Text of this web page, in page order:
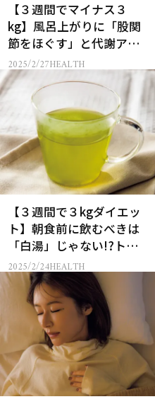
【３週間でマイナス３
kg】風呂上がりに「股関
節をほぐす」と代謝アッ
プ！
2025/2/27HEALTH
【３週間で３kgダイエッ
ト】朝食前に飲むべきは
「白湯」じゃない!?トレ
ーナー直伝の痩せテク３
つ
2025/2/24HEALTH